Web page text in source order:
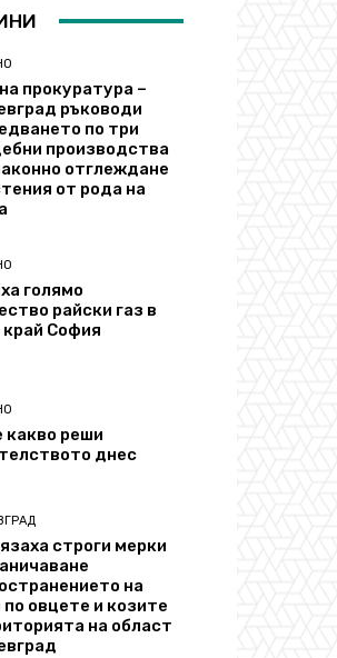
прокуратура –
ръководи
по три
производства
отглеждане
от рода на
голямо
райски газ в
край София
какво реши
днес
строги мерки
на
овцете и козите
на област